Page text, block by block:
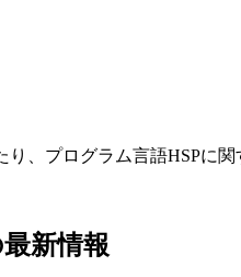
、プログラム言語HSPに関
新情報